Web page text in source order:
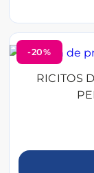
-20%
RICITOS